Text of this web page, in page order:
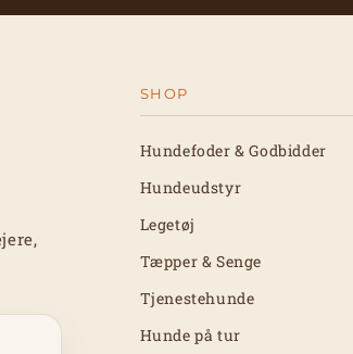
SHOP
Hundefoder & Godbidder
Hundeudstyr
Legetøj
Tæpper & Senge
Tjenestehunde
Hunde på tur